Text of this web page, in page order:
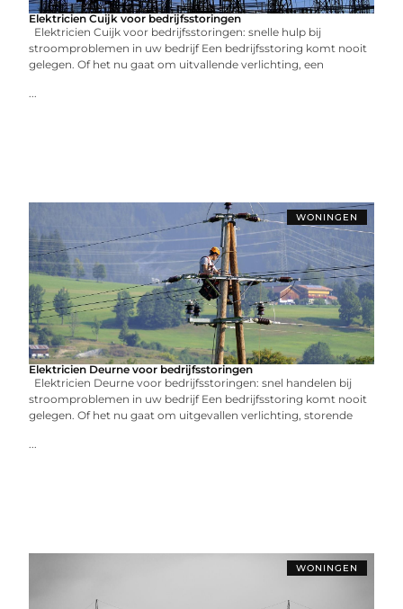
Elektricien Cuijk voor bedrijfsstoringen
Elektricien Cuijk voor bedrijfsstoringen: snelle hulp bij
stroomproblemen in uw bedrijf Een bedrijfsstoring komt nooit
gelegen. Of het nu gaat om uitvallende verlichting, een
...
WONINGEN
Elektricien Deurne voor bedrijfsstoringen
Elektricien Deurne voor bedrijfsstoringen: snel handelen bij
stroomproblemen in uw bedrijf Een bedrijfsstoring komt nooit
gelegen. Of het nu gaat om uitgevallen verlichting, storende
...
WONINGEN